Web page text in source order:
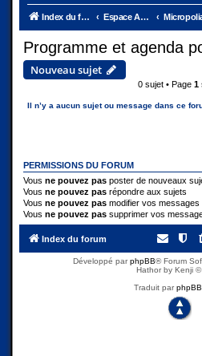
Index du forum Espace Ambassades
Programme et agenda
Nouveau sujet
0 sujet • Page 1
Il n’y a aucun sujet ou message dans ce
PERMISSIONS DU FORUM
Vous ne pouvez pas poster de nouveaux
Vous ne pouvez pas répondre aux sujets
Vous ne pouvez pas modifier vos messages
Vous ne pouvez pas supprimer vos
Index du forum
Développé parphpBB® Forum
Hathor by Kenji
Traduit par